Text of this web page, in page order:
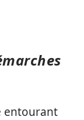
entourant